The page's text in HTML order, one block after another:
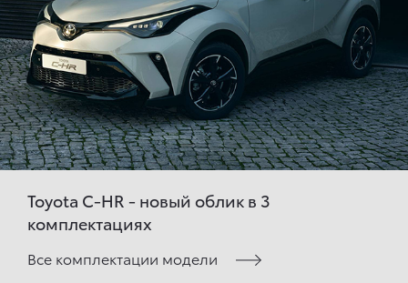
Toyota C-HR - новый облик в 3
комплектациях
Все комплектации модели